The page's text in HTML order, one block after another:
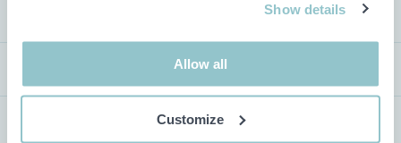
Show details
Allow all
Customize